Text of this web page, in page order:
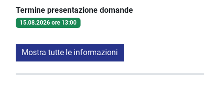
Termine presentazione domande
15.08.2026 ore 13:00
Mostra tutte le informazioni